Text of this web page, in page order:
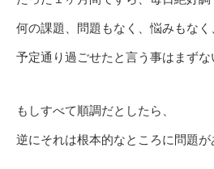
何の課題、問題もなく、悩みもなく
予定通り過ごせたと言う事はまずな
もしすべて順調だとしたら、
逆にそれは根本的なところに問題が